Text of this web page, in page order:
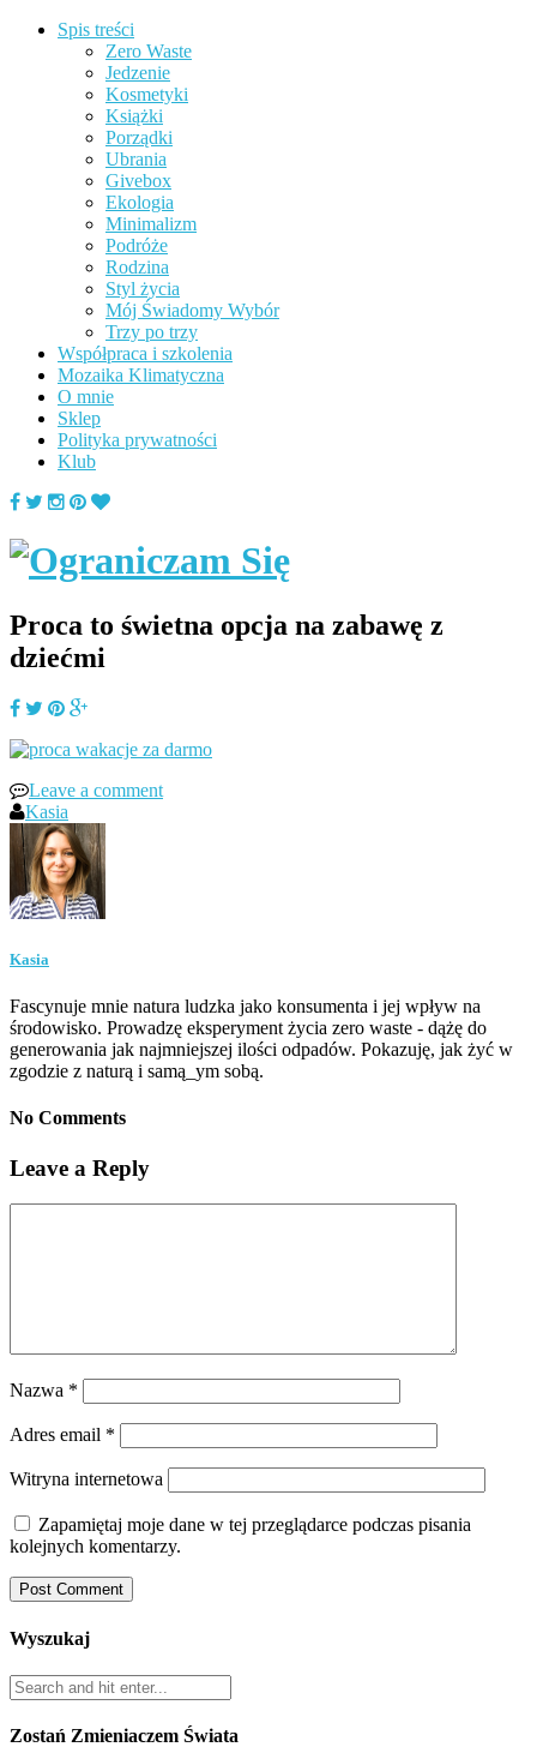
Spis treści
Zero Waste
Jedzenie
Kosmetyki
Książki
Porządki
Ubrania
Givebox
Ekologia
Minimalizm
Podróże
Rodzina
Styl życia
Mój Świadomy Wybór
Trzy po trzy
Współpraca i szkolenia
Mozaika Klimatyczna
O mnie
Sklep
Polityka prywatności
Klub
Proca to świetna opcja na zabawę z
dziećmi
Leave a comment
Kasia
Kasia
Fascynuje mnie natura ludzka jako konsumenta i jej wpływ na
środowisko. Prowadzę eksperyment życia zero waste - dążę do
generowania jak najmniejszej ilości odpadów. Pokazuję, jak żyć w
zgodzie z naturą i samą_ym sobą.
No Comments
Leave a Reply
Nazwa *
Adres email *
Witryna internetowa
Zapamiętaj moje dane w tej przeglądarce podczas pisania
kolejnych komentarzy.
Wyszukaj
Zostań Zmieniaczem Świata